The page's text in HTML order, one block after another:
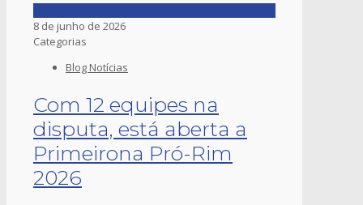
8 de junho de 2026
Categorias
Blog Notícias
Com 12 equipes na
disputa, está aberta a
Primeirona Pró-Rim
2026